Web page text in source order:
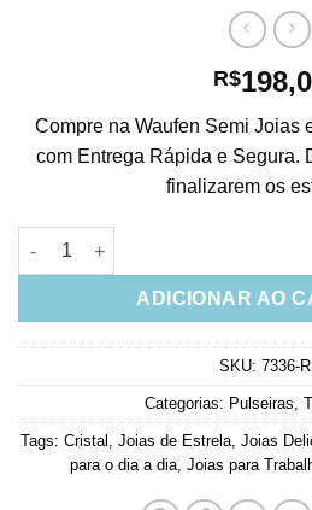
R$
Compre na Waufen Semi Joias
com Entrega Rápida e Segura.
finalizarem os
Tornozeleira de Pérolas Barrocas
ADICIONAR AO
SKU: 7336-
Categorias: Pulseiras,
Tags: Cristal , Joias de Estrela, Joias
para o dia a dia, Joias para